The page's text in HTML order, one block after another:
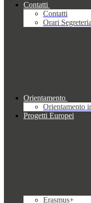
Contatti
Contatti
Orari Segreteria
Orientamento
Orientamento
Progetti Europei
Erasmus+